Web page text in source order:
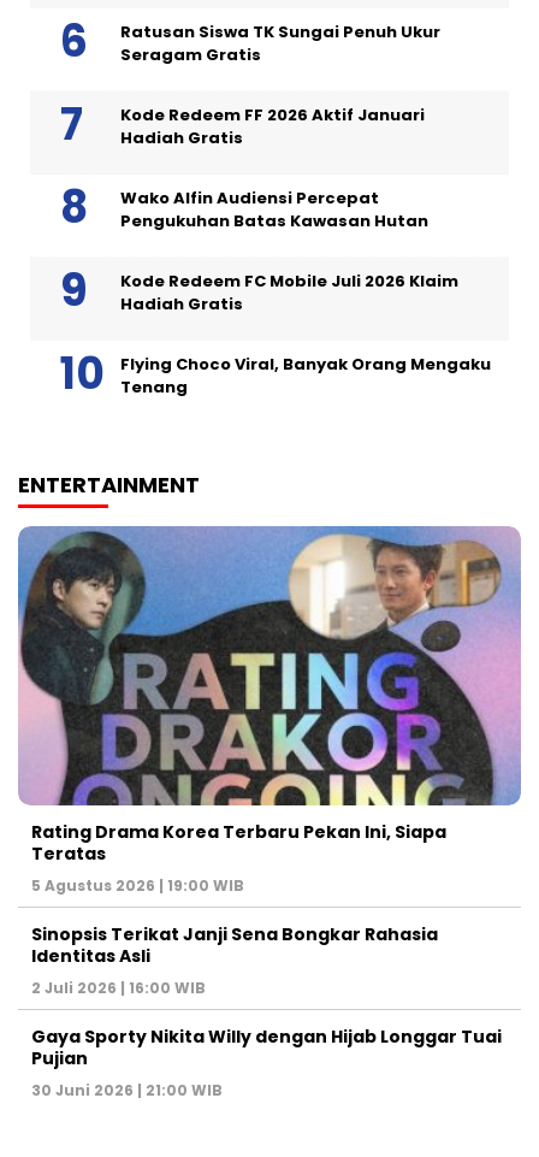
Ratusan Siswa TK Sungai Penuh Ukur
Seragam Gratis
Kode Redeem FF 2026 Aktif Januari
Hadiah Gratis
Wako Alfin Audiensi Percepat
Pengukuhan Batas Kawasan Hutan
Kode Redeem FC Mobile Juli 2026 Klaim
Hadiah Gratis
Flying Choco Viral, Banyak Orang Mengaku
Tenang
ENTERTAINMENT
Rating Drama Korea Terbaru Pekan Ini, Siapa
Teratas
5 Agustus 2026 | 19:00 WIB
Sinopsis Terikat Janji Sena Bongkar Rahasia
Identitas Asli
2 Juli 2026 | 16:00 WIB
Gaya Sporty Nikita Willy dengan Hijab Longgar Tuai
Pujian
30 Juni 2026 | 21:00 WIB